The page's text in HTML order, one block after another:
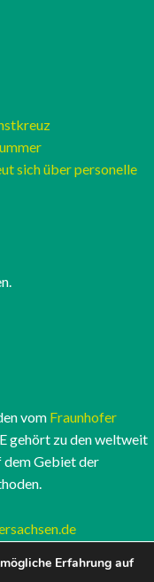
sich über personelle
vom Fraunhofer
gehört zu den weltweit
dem Gebiet der
Erfahrung auf